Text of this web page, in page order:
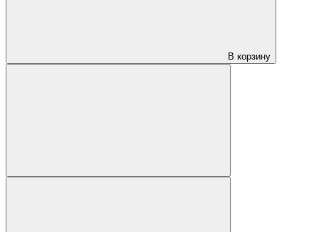
В корзину